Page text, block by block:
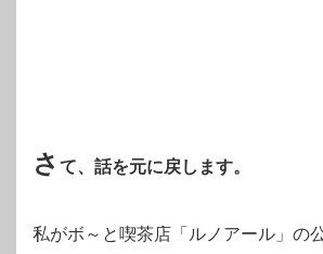
さ て、話を元に戻します。
私がボ～と喫茶店「ルノアール」の